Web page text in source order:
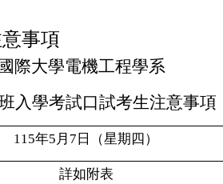
事項
際大學電機工程學系
入學考試口試考生注意事項
115年5月7日（星期四）
詳如附表